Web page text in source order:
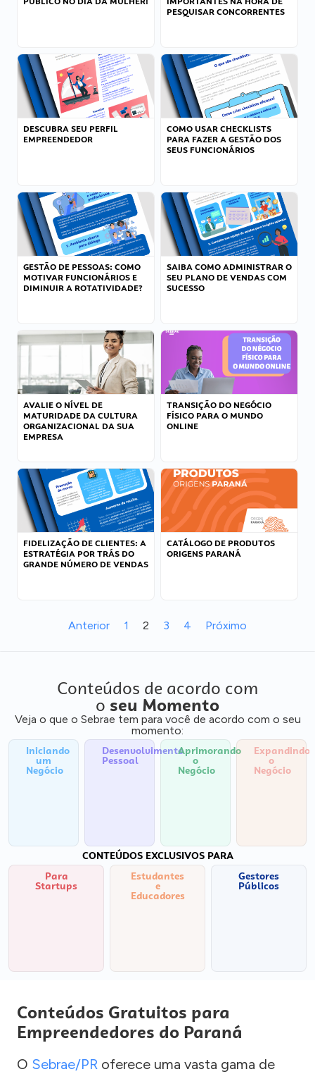
PESQUISAR CONCORRENTES
DESCUBRA SEU PERFIL
EMPREENDEDOR
COMO USAR CHECKLISTS
PARA FAZER A GESTÃO DOS
SEUS FUNCIONÁRIOS
GESTÃO DE PESSOAS: COMO
MOTIVAR FUNCIONÁRIOS E
DIMINUIR A ROTATIVIDADE?
SAIBA COMO ADMINISTRAR O
SEU PLANO DE VENDAS COM
SUCESSO
AVALIE O NÍVEL DE
MATURIDADE DA CULTURA
ORGANIZACIONAL DA SUA
EMPRESA
TRANSIÇÃO DO NEGÓCIO
FÍSICO PARA O MUNDO
ONLINE
FIDELIZAÇÃO DE CLIENTES: A
ESTRATÉGIA POR TRÁS DO
GRANDE NÚMERO DE VENDAS
CATÁLOGO DE PRODUTOS
ORIGENS PARANÁ
Anterior 1 2 3 4 Próximo
Conteúdos de acordo com
o seu Momento
Veja o que o Sebrae tem para você de acordo com o seu
momento:
Iniciando
um
Negócio
Desenvolvimento
Pessoal
Aprimorando
o
Negócio
Expandindo
o
Negócio
CONTEÚDOS EXCLUSIVOS PARA
Para
Startups
Estudantes
e
Educadores
Gestores
Públicos
Conteúdos Gratuitos para
Empreendedores do Paraná
O Sebrae/PR oferece uma vasta gama de